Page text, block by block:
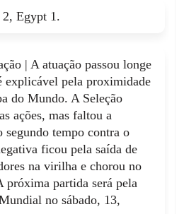
Egypt 1.
| A atuação passou longe
explicável pela proximidade
do Mundo. A Seleção
ações, mas faltou a
segundo tempo contra o
ficou pela saída de
na virilha e chorou no
próxima partida será pela
no sábado, 13,